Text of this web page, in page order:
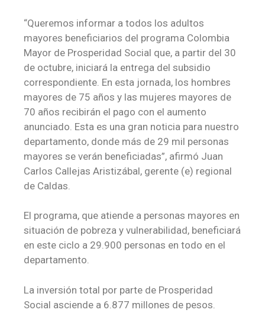
“Queremos informar a todos los adultos
mayores beneficiarios del programa Colombia
Mayor de Prosperidad Social que, a partir del 30
de octubre, iniciará la entrega del subsidio
correspondiente. En esta jornada, los hombres
mayores de 75 años y las mujeres mayores de
70 años recibirán el pago con el aumento
anunciado. Esta es una gran noticia para nuestro
departamento, donde más de 29 mil personas
mayores se verán beneficiadas”, afirmó Juan
Carlos Callejas Aristizábal, gerente (e) regional
de Caldas.
El programa, que atiende a personas mayores en
situación de pobreza y vulnerabilidad, beneficiará
en este ciclo a 29.900 personas en todo en el
departamento.
La inversión total por parte de Prosperidad
Social asciende a 6.877 millones de pesos.